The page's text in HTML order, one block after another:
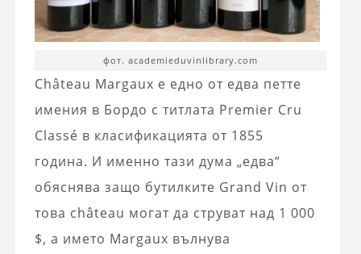
фот. academieduvinlibrary.com
Château Margaux е едно от едва петте
имения в Бордо с титлата Premier Cru
Classé в класификацията от 1855
година. И именно тази дума „едва“
обяснява защо бутилките Grand Vin от
това château могат да струват над 1 000
$, а името Margaux вълнува